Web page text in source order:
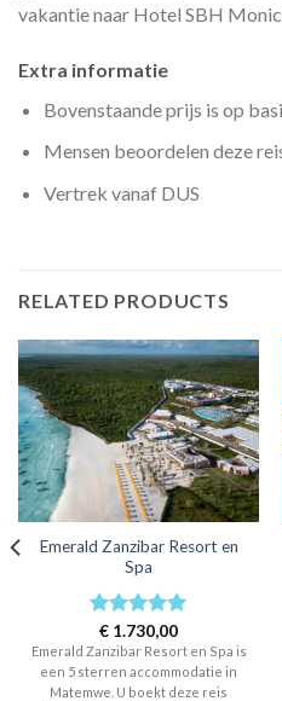
vakantie naar Hotel SBH
Extra informatie
Bovenstaande prijs is op
Mensen beoordelen deze
Vertrek vanaf DUS
RELATED PRODUCTS
Emerald Zanzibar Resort en
Spa
Rated5
out of 5
€ 1.730,00
Emerald Zanzibar Resort en Spa is
een 5 sterren accommodatie in
Matemwe. U boekt deze reis